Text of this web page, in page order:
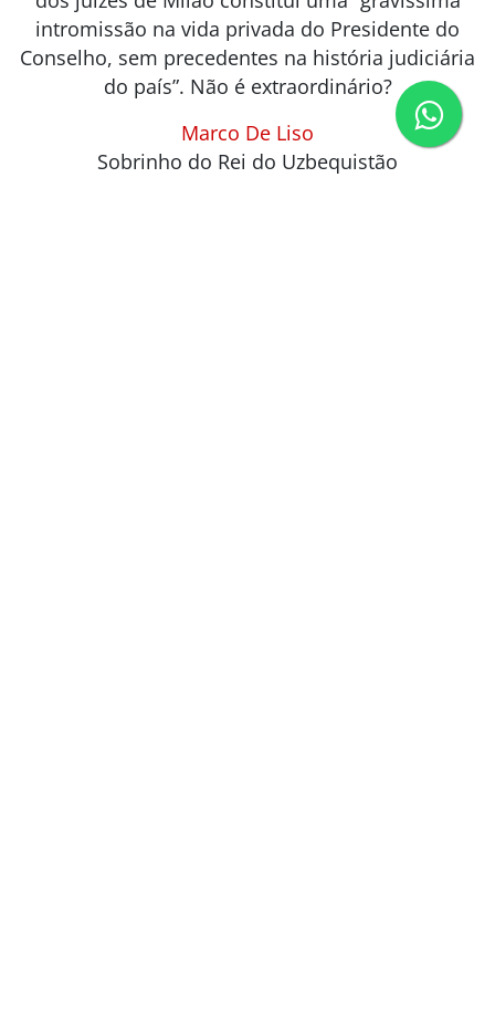
intromissão na vida privada do Presidente do
Conselho, sem precedentes na história judiciária
do país”. Não é extraordinário?
Marco De Liso
Sobrinho do Rei do Uzbequistão